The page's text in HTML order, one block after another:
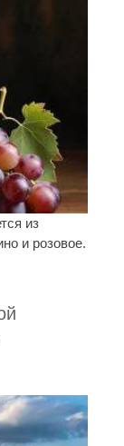
из
и розовое.